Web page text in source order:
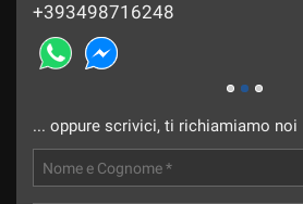
+393498716248
... oppure scrivici, ti richiamiamo noi